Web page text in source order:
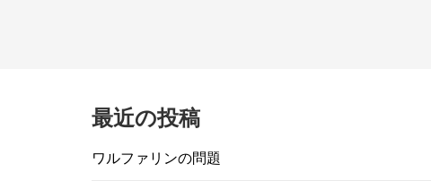
最近の投稿
ワルファリンの問題